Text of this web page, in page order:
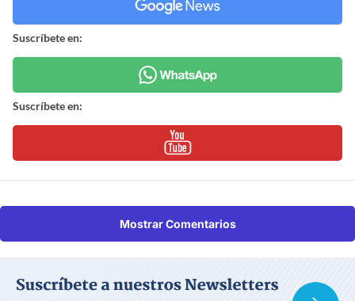
Suscríbete en:
Suscríbete en:
Mostrar Comentarios